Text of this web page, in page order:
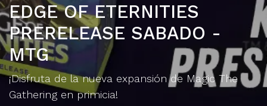
EDGE OF ETERNITIES
PRERELEASE SABADO -
MTG
¡Disfruta de la nueva expansión de Magic The
Gathering en primicia!